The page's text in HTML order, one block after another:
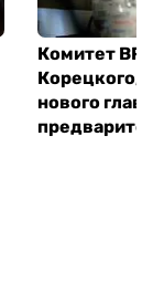
Комитет ВР
Корецкого,
нового